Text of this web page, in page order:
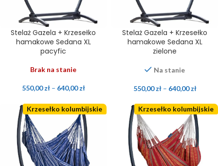
Stelaż Gazela + Krzesełko
hamakowe Sedana XL
pacyfic
Brak na stanie
550,00zł – 640,00zł
Stelaż Gazela + Krzesełko
hamakowe Sedana XL
zielone
Na stanie
550,00zł – 640,00zł
Krzesełko kolumbijskie Krzesełko kolumbijskie